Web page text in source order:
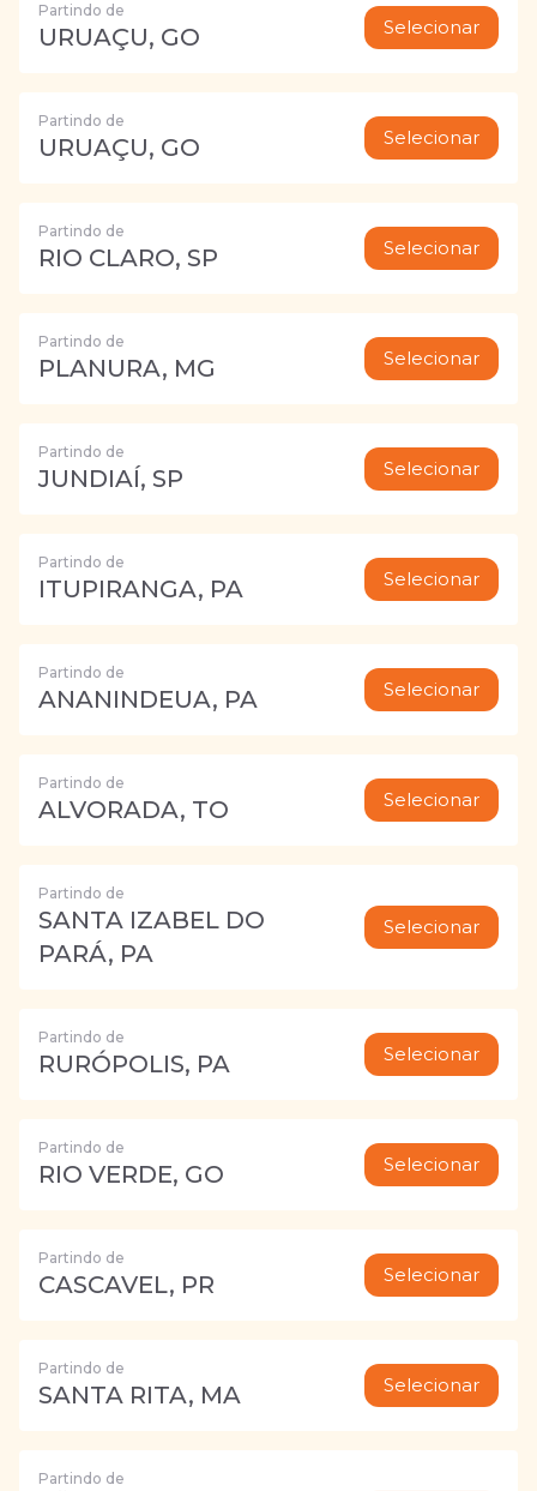
Partindo de
URUAÇU, GO Selecionar
Partindo de
URUAÇU, GO Selecionar
Partindo de
RIO CLARO, SP Selecionar
Partindo de
PLANURA, MG Selecionar
Partindo de
JUNDIAÍ, SP Selecionar
Partindo de
ITUPIRANGA, PA Selecionar
Partindo de
ANANINDEUA, PA Selecionar
Partindo de
ALVORADA, TO Selecionar
Partindo de
SANTA IZABEL DO
PARÁ, PA
Selecionar
Partindo de
RURÓPOLIS, PA Selecionar
Partindo de
RIO VERDE, GO Selecionar
Partindo de
CASCAVEL, PR Selecionar
Partindo de
SANTA RITA, MA Selecionar
Partindo de